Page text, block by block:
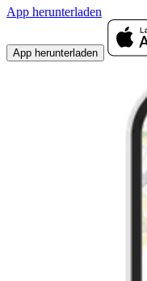
App herunterladen
App herunterladen